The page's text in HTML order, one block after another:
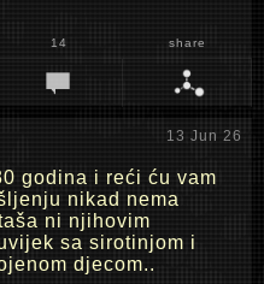
14 share
13 Jun 26
godina i reći ću vam
nikad nema
ni njihovim
sa sirotinjom i
djecom..